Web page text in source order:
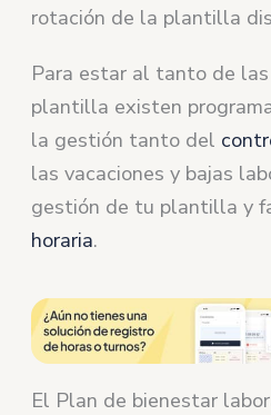
rotación de la plantilla
Para estar al tanto de
plantilla existen
la gestión tanto del
las vacaciones y bajas
gestión de tu plantilla y
horaria.
El Plan de bienestar